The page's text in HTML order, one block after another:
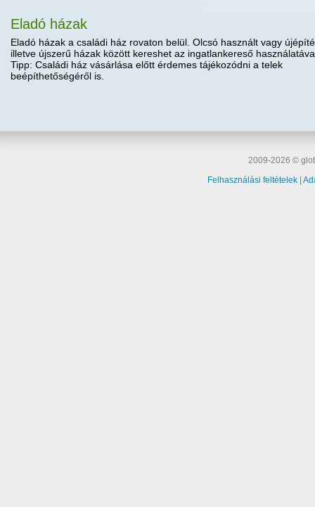
Eladó házak
Eladó házak a családi ház rovaton belül. Olcsó használt vagy
illetve újszerű házak között kereshet az ingatlankereső
Tipp: Családi ház vásárlása előtt érdemes tájékozódni a telek
beépíthetőségéről is.
2009-2026 ©
Felhasználási feltételek